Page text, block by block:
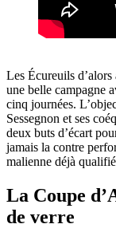
Les Écureuils
une belle campagne
cinq journées.
Sessegnon et ses
deux buts d’écart
jamais la contre
malienne déjà
La Coupe
de verre